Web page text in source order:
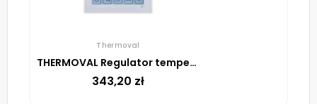
Thermoval
THERMOVAL Regulator temperatury TVT 31 WiFi Biały
343,20 zł